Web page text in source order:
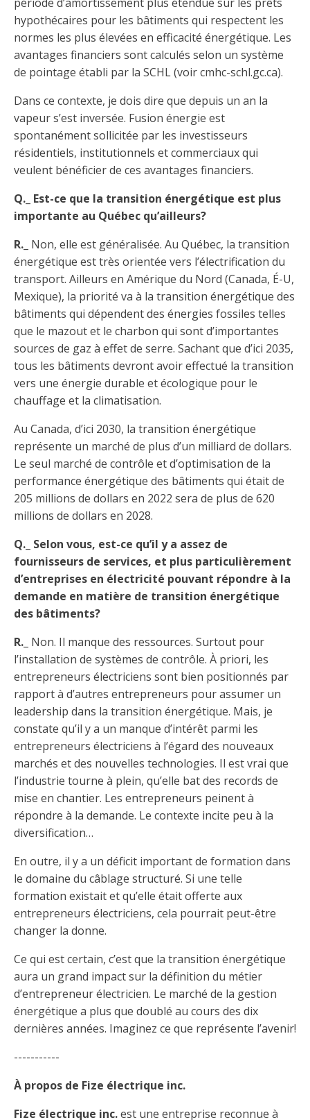
hypothécaires pour les bâtiments qui respectent les
normes les plus élevées en efficacité énergétique. Les
avantages financiers sont calculés selon un système
de pointage établi par la SCHL (voir cmhc-schl.gc.ca).
Dans ce contexte, je dois dire que depuis un an la
vapeur s’est inversée. Fusion énergie est
spontanément sollicitée par les investisseurs
résidentiels, institutionnels et commerciaux qui
veulent bénéficier de ces avantages financiers.
Q._ Est-ce que la transition énergétique est plus
importante au Québec qu’ailleurs?
R._ Non, elle est généralisée. Au Québec, la transition
énergétique est très orientée vers l’électrification du
transport. Ailleurs en Amérique du Nord (Canada, É-U,
Mexique), la priorité va à la transition énergétique des
bâtiments qui dépendent des énergies fossiles telles
que le mazout et le charbon qui sont d’importantes
sources de gaz à effet de serre. Sachant que d’ici 2035,
tous les bâtiments devront avoir effectué la transition
vers une énergie durable et écologique pour le
chauffage et la climatisation.
Au Canada, d’ici 2030, la transition énergétique
représente un marché de plus d’un milliard de dollars.
Le seul marché de contrôle et d’optimisation de la
performance énergétique des bâtiments qui était de
205 millions de dollars en 2022 sera de plus de 620
millions de dollars en 2028.
Q._ Selon vous, est-ce qu’il y a assez de
fournisseurs de services, et plus particulièrement
d’entreprises en électricité pouvant répondre à la
demande en matière de transition énergétique
des bâtiments?
R._ Non. Il manque des ressources. Surtout pour
l’installation de systèmes de contrôle. À priori, les
entrepreneurs électriciens sont bien positionnés par
rapport à d’autres entrepreneurs pour assumer un
leadership dans la transition énergétique. Mais, je
constate qu’il y a un manque d’intérêt parmi les
entrepreneurs électriciens à l’égard des nouveaux
marchés et des nouvelles technologies. Il est vrai que
l’industrie tourne à plein, qu’elle bat des records de
mise en chantier. Les entrepreneurs peinent à
répondre à la demande. Le contexte incite peu à la
diversification…
En outre, il y a un déficit important de formation dans
le domaine du câblage structuré. Si une telle
formation existait et qu’elle était offerte aux
entrepreneurs électriciens, cela pourrait peut-être
changer la donne.
Ce qui est certain, c’est que la transition énergétique
aura un grand impact sur la définition du métier
d’entrepreneur électricien. Le marché de la gestion
énergétique a plus que doublé au cours des dix
dernières années. Imaginez ce que représente l’avenir!
-----------
À propos de Fize électrique inc.
Fize électrique inc.est une entreprise reconnue à